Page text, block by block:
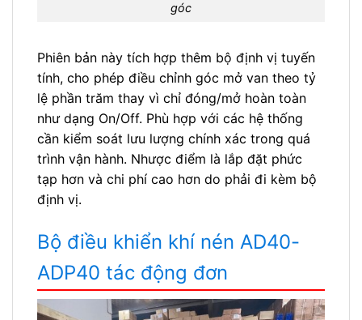
góc
Phiên bản này tích hợp thêm bộ định vị tuyến
tính, cho phép điều chỉnh góc mở van theo tỷ
lệ phần trăm thay vì chỉ đóng/mở hoàn toàn
như dạng On/Off. Phù hợp với các hệ thống
cần kiểm soát lưu lượng chính xác trong quá
trình vận hành. Nhược điểm là lắp đặt phức
tạp hơn và chi phí cao hơn do phải đi kèm bộ
định vị.
Bộ điều khiển khí nén AD40-
ADP40 tác động đơn